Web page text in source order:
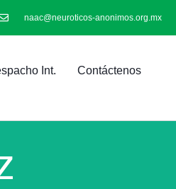
naac@neuroticos-anonimos.org.mx
Int. Contáctenos